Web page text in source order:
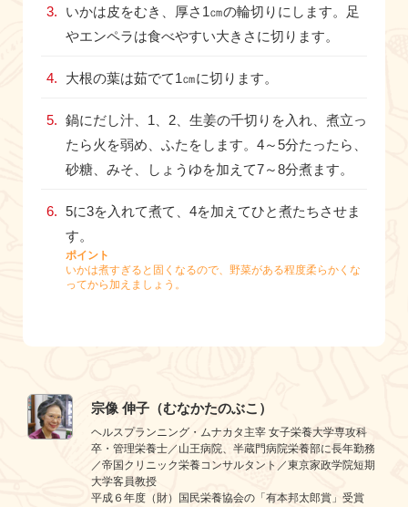
いかは皮をむき、厚さ1㎝の輪切りにします。足
やエンペラは食べやすい大きさに切ります。
大根の葉は茹でて1㎝に切ります。
鍋にだし汁、1、2、生姜の千切りを入れ、煮立っ
たら火を弱め、ふたをします。4～5分たったら、
砂糖、みそ、しょうゆを加えて7～8分煮ます。
5に3を入れて煮て、4を加えてひと煮たちさせま
す。
ポイント
いかは煮すぎると固くなるので、野菜がある程度柔らかくな
ってから加えましょう。
宗像 伸子（むなかたのぶこ）
ヘルスプランニング・ムナカタ主宰 女子栄養大学専攻科
卒・管理栄養士／山王病院、半蔵門病院栄養部に長年勤務
／帝国クリニック栄養コンサルタント／東京家政学院短期
大学客員教授
平成６年度（財）国民栄養協会の「有本邦太郎賞」受賞